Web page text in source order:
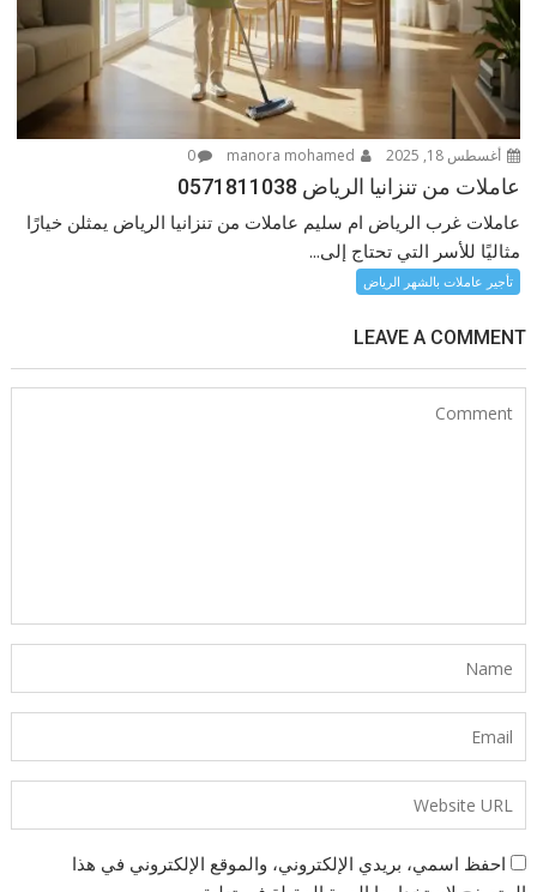
أغسطس 18, 2025 0
عاملات من تنزانيا الرياض 0571811038
عاملات غرب الرياض ام سليم عاملات من تنزانيا الرياض يمثلن خيارًا
مثاليًا للأسر التي تحتاج إلى...
تأجير عاملات بالشهر الرياض
LEAVE A COMMENT
احفظ اسمي، بريدي الإلكتروني، والموقع الإلكتروني في هذا